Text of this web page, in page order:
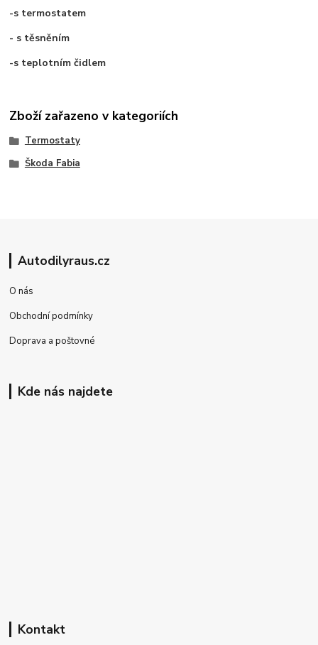
-s termostatem
- s těsněním
-s teplotním čidlem
Zboží zařazeno v kategoriích
Termostaty
Škoda Fabia
Autodilyraus.cz
O nás
Obchodní podmínky
Doprava a poštovné
Kde nás najdete
Kontakt